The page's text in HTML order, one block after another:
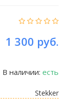
1 300 руб.
В наличии: есть
Stekker